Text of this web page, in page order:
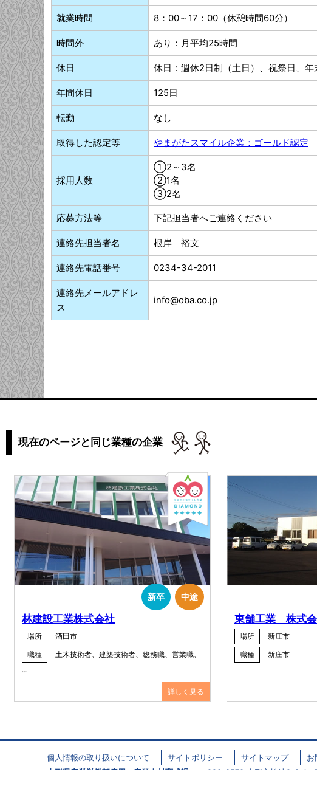
就業時間 8：00～17：00（休憩時間60分）
時間外 あり：月平均25時間
休日 休日：週休2日制（土日）、祝祭日、年
年間休日 125日
転勤 なし
取得した認定等 やまがたスマイル企業：ゴールド認定
採用人数
①2～3名
②1名
③2名
応募方法等 下記担当者へご連絡ください
連絡先担当者名 根岸 裕文
連絡先電話番号 0234-34-2011
連絡先メールアドレ
ス
info@oba.co.jp
現在のページと同じ業種の企業
新卒 中途
林建設工業株式会社
場所
酒田市
職種
土木技術者、建築技術者、総務職、営業職、
…
詳しく見る
東舗工業 株式
場所
新庄市
職種
新庄市
個人情報の取り扱いについて サイトポリシー サイトマップ
お
山形県産業労働部雇用・産業人材育成課 〒990-8570 山形市松波2-8-1